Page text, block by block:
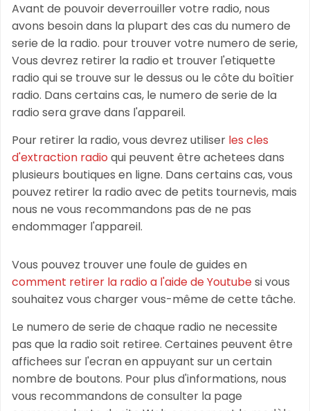
Avant de pouvoir deverrouiller votre radio, nous
avons besoin dans la plupart des cas du numero de
serie de la radio. pour trouver votre numero de serie,
Vous devrez retirer la radio et trouver l'etiquette
radio qui se trouve sur le dessus ou le côte du boîtier
radio. Dans certains cas, le numero de serie de la
radio sera grave dans l'appareil.
Pour retirer la radio, vous devrez utiliser les cles
d'extraction radio qui peuvent être achetees dans
plusieurs boutiques en ligne. Dans certains cas, vous
pouvez retirer la radio avec de petits tournevis, mais
nous ne vous recommandons pas de ne pas
endommager l'appareil.
Vous pouvez trouver une foule de guides en
comment retirer la radio a l'aide de Youtubesi vous
souhaitez vous charger vous-même de cette tâche.
Le numero de serie de chaque radio ne necessite
pas que la radio soit retiree. Certaines peuvent être
affichees sur l'ecran en appuyant sur un certain
nombre de boutons. Pour plus d'informations, nous
vous recommandons de consulter la page